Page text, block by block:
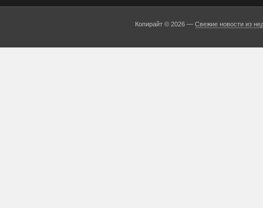
Копирайт © 2026 —Свежие новости из